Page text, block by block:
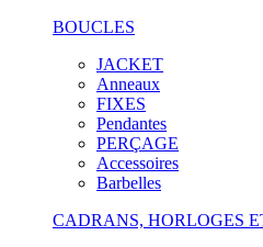
BOUCLES
JACKET
Anneaux
FIXES
Pendantes
PERÇAGE
Accessoires
Barbelles
CADRANS, HORLOGES